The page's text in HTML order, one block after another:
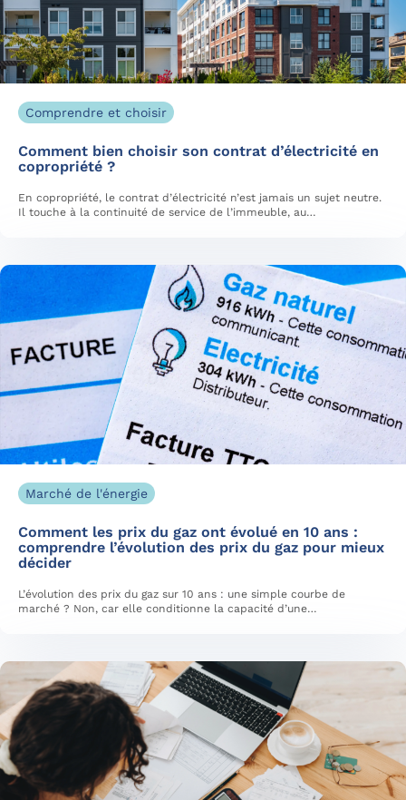
Comprendre et choisir
Comment bien choisir son contrat d’électricité en
copropriété ?
En copropriété, le contrat d’électricité n’est jamais un sujet neutre.
Il touche à la continuité de service de l’immeuble, au…
Marché de l'énergie
Comment les prix du gaz ont évolué en 10 ans :
comprendre l’évolution des prix du gaz pour mieux
décider
L’évolution des prix du gaz sur 10 ans : une simple courbe de
marché ? Non, car elle conditionne la capacité d’une…